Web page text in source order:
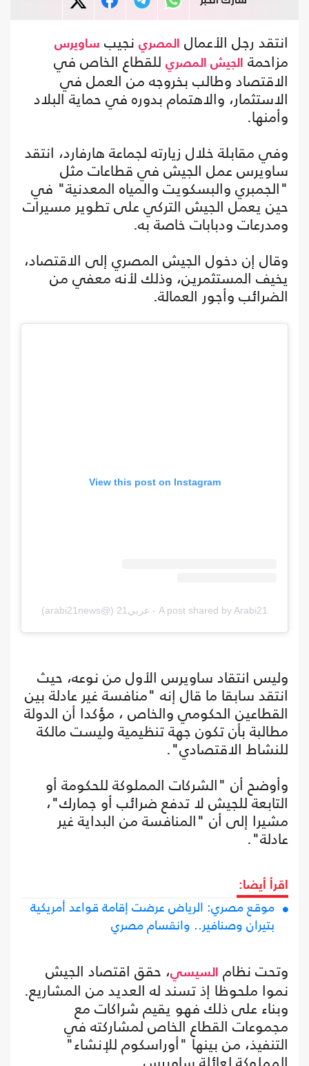
انتقد رجل الأعمال المصري نجيب ساويرس
مزاحمة الجيش المصري للقطاع الخاص في
الاقتصاد وطالب بخروجه من العمل في
الاستثمار، والاهتمام بدوره في حماية البلاد
وأمنها.
وفي مقابلة خلال زيارته لجماعة هارفارد، انتقد
ساويرس عمل الجيش في قطاعات مثل
"الجمبري والبسكويت والمياه المعدنية" في
حين يعمل الجيش التركي على تطوير مسيرات
ومدرعات ودبابات خاصة به.
وقال إن دخول الجيش المصري إلى الاقتصاد،
يخيف المستثمرين، وذلك لأنه معفي من
الضرائب وأجور العمالة.
View this post on Instagram
A post shared by Arabi21 - عربي21 (@arabi21news)
وليس انتقاد ساويرس الأول من نوعه، حيث
انتقد سابقا ما قال إنه "منافسة غير عادلة بين
القطاعين الحكومي والخاص ، مؤكدا أن الدولة
مطالبة بأن تكون جهة تنظيمية وليست مالكة
للنشاط الاقتصادي".
وأوضح أن "الشركات المملوكة للحكومة أو
التابعة للجيش لا تدفع ضرائب أو جمارك"،
مشيرا إلى أن "المنافسة من البداية غير
عادلة".
اقرأ أيضا:
موقع مصري: الرياض عرضت إقامة قواعد أمريكية
بتيران وصنافير.. وانقسام مصري
وتحت نظام السيسي، حقق اقتصاد الجيش
نموا ملحوظا إذ تسند له العديد من المشاريع.
وبناء على ذلك فهو يقيم شراكات مع
مجموعات القطاع الخاص لمشاركته في
التنفيذ، من بينها "أوراسكوم للإنشاء"